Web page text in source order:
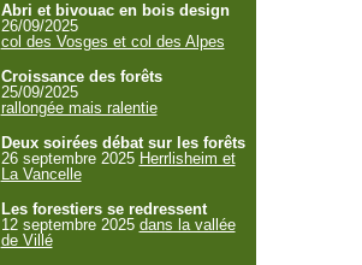
Abri et bivouac en bois design
26/09/2025
col des Vosges et col des Alpes
Croissance des forêts
25/09/2025
rallongée mais ralentie
Deux soirées débat sur les forêts
26 septembre 2025 Herrlisheim et
La Vancelle
Les forestiers se redressent
12 septembre 2025 dans la vallée
de Villé